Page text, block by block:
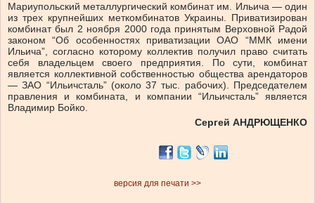
Мариупольский металлургический комбинат им. Ильича — один
из трех крупнейших меткомбинатов Украины. Приватизирован
комбинат был 2 ноября 2000 года принятым Верховной Радой
законом “Об особенностях приватизации ОАО “ММК имени
Ильича”, согласно которому коллектив получил право считать
себя владельцем своего предприятия. По сути, комбинат
является коллективной собственностью общества арендаторов
— ЗАО “Ильичсталь” (около 37 тыс. рабочих). Председателем
правления и комбината, и компании “Ильичсталь” является
Владимир Бойко.
Сергей АНДРЮЩЕНКО
версия для печати >>